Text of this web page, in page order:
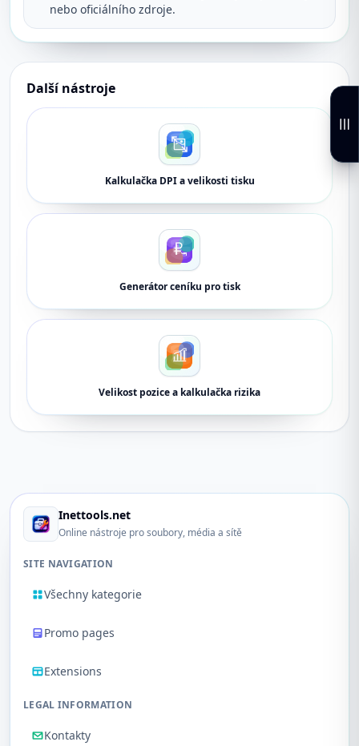
nebo oficiálního zdroje.
Další nástroje
Kalkulačka DPI a velikosti tisku
Generátor ceníku pro tisk
Velikost pozice a kalkulačka rizika
Inettools.net
Online nástroje pro soubory, média a sítě
SITE NAVIGATION
Všechny kategorie
Promo pages
Extensions
LEGAL INFORMATION
Kontakty